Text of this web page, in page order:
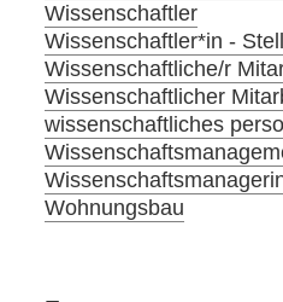
Wissenschaftler
Wissenschaftler*in -
Wissenschaftliche/r
Wissenschaftlicher
wissenschaftliches
Wohnungsbau